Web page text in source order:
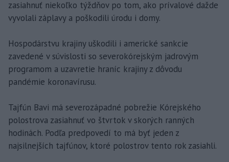
zasiahnuť niekoľko týždňov po tom, ako prívalové dažde
vyvolali záplavy a poškodili úrodu i domy.
Hospodárstvu krajiny uškodili i americké sankcie
zavedené v súvislosti so severokórejským jadrovým
programom a uzavretie hraníc krajiny z dôvodu
pandémie koronavírusu.
Tajfún Bavi má severozápadné pobrežie Kórejského
polostrova zasiahnuť vo štvrtok v skorých ranných
hodinách. Podľa predpovedí to má byť jeden z
najsilnejších tajfúnov, ktoré polostrov tento rok zasiahli.